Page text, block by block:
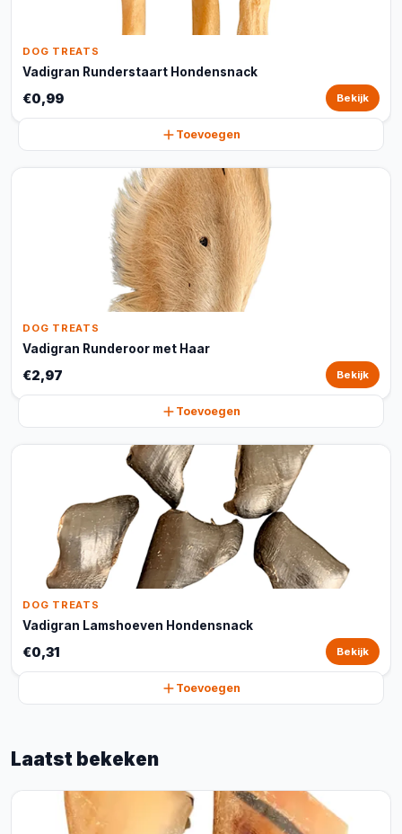
DOG TREATS
Vadigran Runderstaart Hondensnack
€0,99 Bekijk
Toevoegen
DOG TREATS
Vadigran Runderoor met Haar
€2,97 Bekijk
Toevoegen
DOG TREATS
Vadigran Lamshoeven Hondensnack
€0,31 Bekijk
Toevoegen
Laatst bekeken